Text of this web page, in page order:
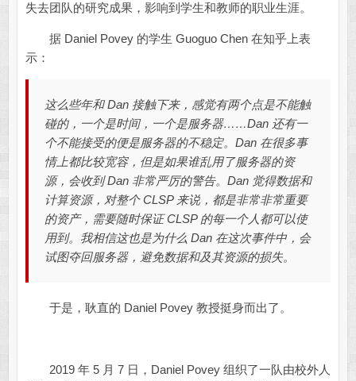
失去团队的研究成果，影响到学生和教师的职业生涯。
据 Daniel Povey 的学生 Guoguo Chen 在知乎上表
示：
这么些年和 Dan 接触下来，感觉有两个点是不能触
碰的，一个是时间，一个是服务器……Dan 还有一
个不能接受的便是服务器的不稳定。Dan 在很多事
情上都比较宽容，但是如果谁乱用了服务器的资
源，会收到 Dan 非常严厉的警告。Dan 觉得数据和
计算资源，对整个 CLSP 来说，都是非常非常重要
的资产，需要随时保证 CLSP 的每一个人都可以使
用到。我相信这也是为什么 Dan 在这次事件中，会
试图夺回服务器，避免数据和及其资源的损失。
于是，耿直的 Daniel Povey 教授挺身而出了。
2019 年 5 月 7 日，Daniel Povey 组织了一队由校外人